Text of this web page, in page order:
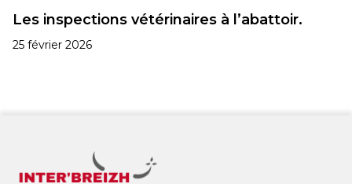
Les inspections vétérinaires à l’abattoir.
25 février 2026